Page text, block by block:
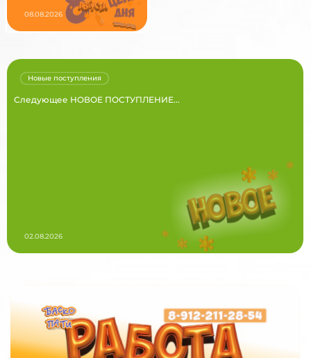
08.08.2026
Следующее НОВОЕ ПОСТУПЛЕНИЕ...
Новые поступления
02.08.2026